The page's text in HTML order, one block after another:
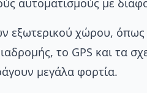
αυτοματισμούς με
εξωτερικού χώρου, όπως
το GPS και τα
μεγάλα φορτία.